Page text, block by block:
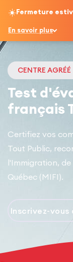
☀️Fermeture
En savoir plus
CENTRE AGRÉÉ
Test
français
Certifiez vos
Tout Public,
l'Immigration,
Québec (MIFI).
Inscrivez-vous